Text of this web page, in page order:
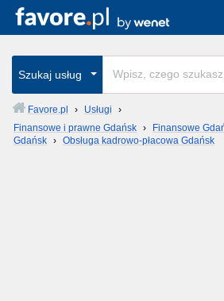
Szukaj usług
Favore.pl › Usługi
›
Finansowe i prawne Gdańsk › Finansowe
Gdańsk › Obsługa kadrowo-płacowa Gdańsk